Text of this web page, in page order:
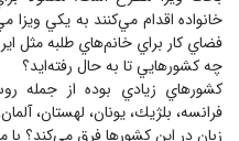
خانواده اقدام مي‌كنند به يكي
فضاي كار براي خانم‌هاي طلبه مثل
چه كشورهايي تا به حال رفته‌ايد؟
كشورهاي زيادي بوده از جمله
فرانسه، بلژيك، يونان، لهستان،
زبان در اين كشورها فرق مي‌كند؟ با